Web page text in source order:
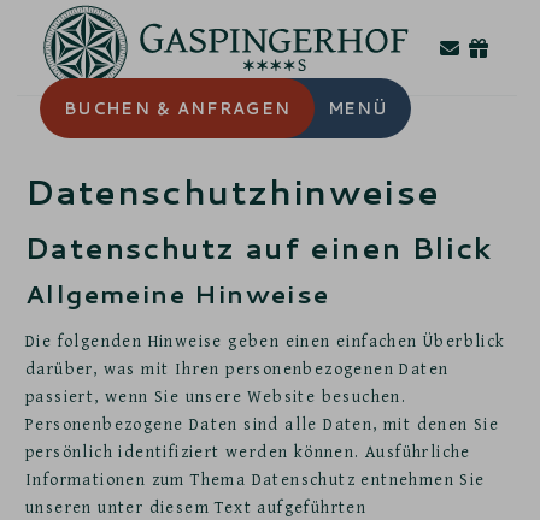
BUCHEN & ANFRAGEN MENÜ
Datenschutz­hinweise
Datenschutz auf einen Blick
Allgemeine Hinweise
Die folgenden Hinweise geben einen einfachen Überblick
darüber, was mit Ihren personenbezogenen Daten
passiert, wenn Sie unsere Website besuchen.
Personenbezogene Daten sind alle Daten, mit denen Sie
persönlich identifiziert werden können. Ausführliche
Informationen zum Thema Datenschutz entnehmen Sie
unseren unter diesem Text aufgeführten